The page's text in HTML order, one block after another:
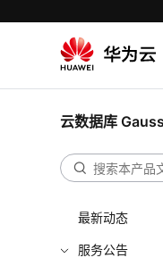
云数据库
最新动态
服务公告